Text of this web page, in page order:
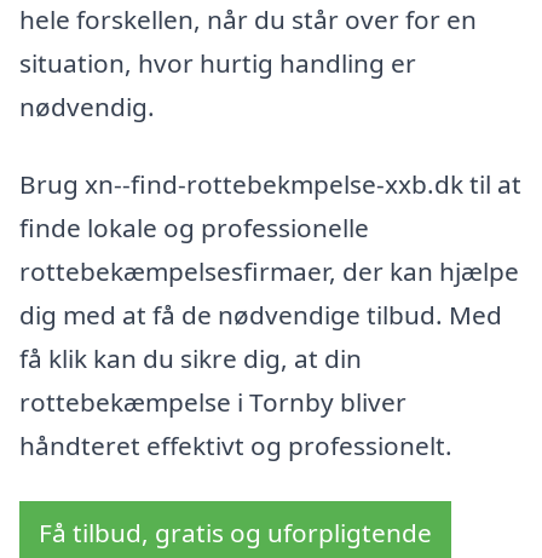
hele forskellen, når du står over for en
situation, hvor hurtig handling er
nødvendig.
Brug xn--find-rottebekmpelse-xxb.dk til at
finde lokale og professionelle
rottebekæmpelsesfirmaer, der kan hjælpe
dig med at få de nødvendige tilbud. Med
få klik kan du sikre dig, at din
rottebekæmpelse i Tornby bliver
håndteret effektivt og professionelt.
Få tilbud, gratis og uforpligtende